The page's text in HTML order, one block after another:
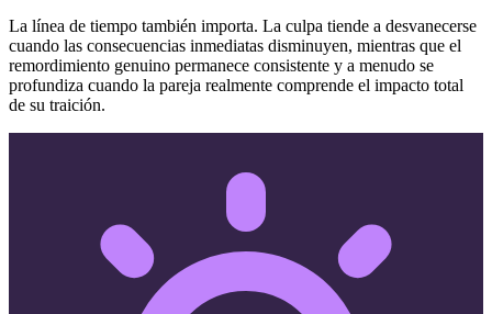
La línea de tiempo también importa. La culpa tiende a desvanecerse
cuando las consecuencias inmediatas disminuyen, mientras que el
remordimiento genuino permanece consistente y a menudo se
profundiza cuando la pareja realmente comprende el impacto total
de su traición.